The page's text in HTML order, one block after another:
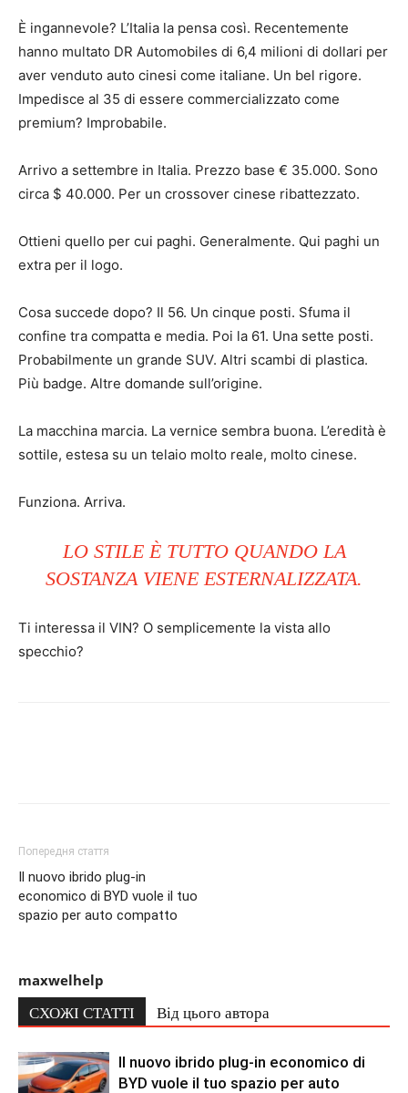
È ingannevole? L’Italia la pensa così. Recentemente
hanno multato DR Automobiles di 6,4 milioni di dollari per
aver venduto auto cinesi come italiane. Un bel rigore.
Impedisce al 35 di essere commercializzato come
premium? Improbabile.
Arrivo a settembre in Italia. Prezzo base € 35.000. Sono
circa $ 40.000. Per un crossover cinese ribattezzato.
Ottieni quello per cui paghi. Generalmente. Qui paghi un
extra per il logo.
Cosa succede dopo? Il 56. Un cinque posti. Sfuma il
confine tra compatta e media. Poi la 61. Una sette posti.
Probabilmente un grande SUV. Altri scambi di plastica.
Più badge. Altre domande sull’origine.
La macchina marcia. La vernice sembra buona. L’eredità è
sottile, estesa su un telaio molto reale, molto cinese.
Funziona. Arriva.
LO STILE È TUTTO QUANDO LA
SOSTANZA VIENE ESTERNALIZZATA.
Ti interessa il VIN? O semplicemente la vista allo
specchio?
Попередня стаття
Il nuovo ibrido plug-in
economico di BYD vuole il tuo
spazio per auto compatto
maxwelhelp
СХОЖІ СТАТТІ Від цього автора
Il nuovo ibrido plug-in economico di
BYD vuole il tuo spazio per auto